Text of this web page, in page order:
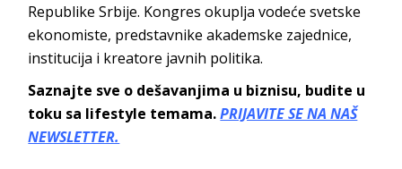
Republike Srbije. Kongres okuplja vodeće svetske
ekonomiste, predstavnike akademske zajednice,
institucija i kreatore javnih politika.
Saznajte sve o dešavanjima u biznisu, budite u
toku sa lifestyle temama.PRIJAVITE SE NA NAŠ
NEWSLETTER.